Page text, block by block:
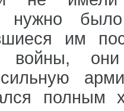
нужно
им
войны,
сильную
полным